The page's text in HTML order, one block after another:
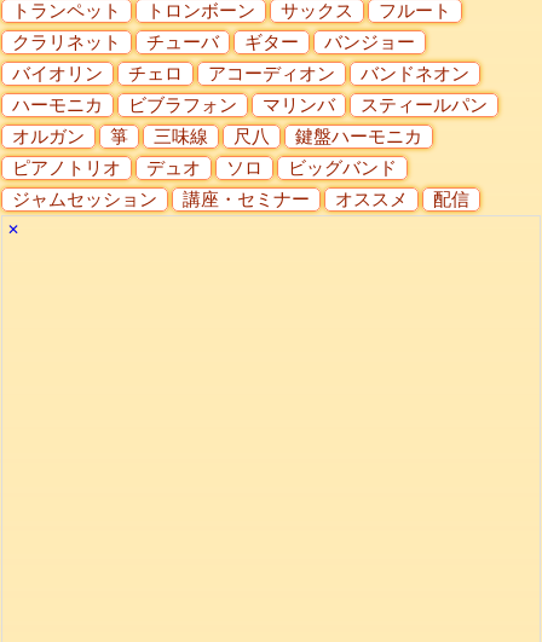
トランペット
トロンボーン サックス
フルート
クラリネット
チューバ ギター
バンジョー
バイオリン
チェロ アコーディオン
バンドネオン
ハーモニカ
ビブラフォン マリンバ
スティールパン
オルガン
箏 三味線 尺八
鍵盤ハーモニカ
ピアノトリオ
デュオ ソロ
ビッグバンド
ジャムセッション
講座・セミナー オススメ 配信
✕